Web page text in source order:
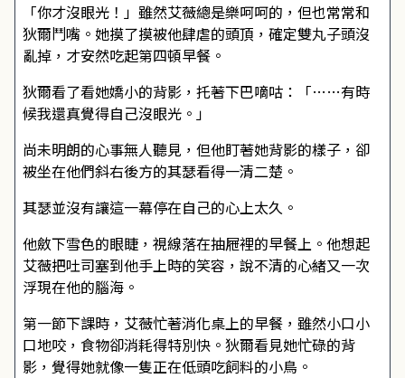
「你才沒眼光！」雖然艾薇總是樂呵呵的，但也常常和
狄爾鬥嘴。她摸了摸被他肆虐的頭頂，確定雙丸子頭沒
亂掉，才安然吃起第四頓早餐。
狄爾看了看她嬌小的背影，托著下巴嘀咕：「……有時
候我還真覺得自己沒眼光。」
尚未明朗的心事無人聽見，但他盯著她背影的樣子，卻
被坐在他們斜右後方的其瑟看得一清二楚。
其瑟並沒有讓這一幕停在自己的心上太久。
他斂下雪色的眼睫，視線落在抽屜裡的早餐上。他想起
艾薇把吐司塞到他手上時的笑容，說不清的心緒又一次
浮現在他的腦海。
第一節下課時，艾薇忙著消化桌上的早餐，雖然小口小
口地咬，食物卻消耗得特別快。狄爾看見她忙碌的背
影，覺得她就像一隻正在低頭吃飼料的小鳥。